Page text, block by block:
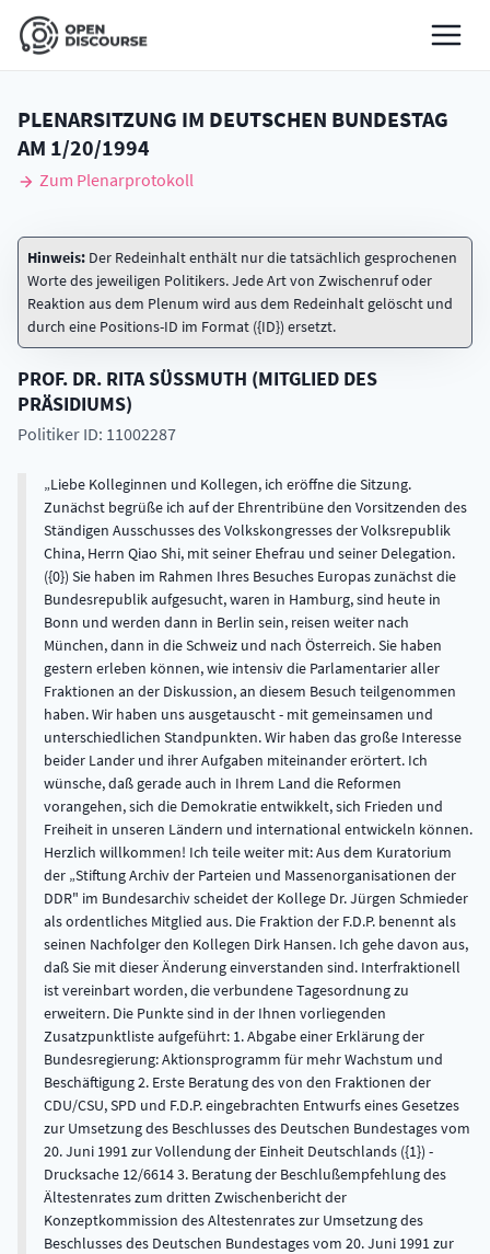
PLENARSITZUNG IM DEUTSCHEN BUNDESTAG
AM 1/20/1994
Zum Plenarprotokoll
Hinweis: Der Redeinhalt enthält nur die tatsächlich gesprochenen
Worte des jeweiligen Politikers. Jede Art von Zwischenruf oder
Reaktion aus dem Plenum wird aus dem Redeinhalt gelöscht und
durch eine Positions-ID im Format ({ID}) ersetzt.
PROF. DR. RITASÜSSMUTH (MITGLIED DES
PRÄSIDIUMS)
Politiker ID: 11002287
Liebe Kolleginnen und Kollegen, ich eröffne die Sitzung.
Zunächst begrüße ich auf der Ehrentribüne den Vorsitzenden des
Ständigen Ausschusses des Volkskongresses der Volksrepublik
China, Herrn Qiao Shi, mit seiner Ehefrau und seiner Delegation.
({0}) Sie haben im Rahmen Ihres Besuches Europas zunächst die
Bundesrepublik aufgesucht, waren in Hamburg, sind heute in
Bonn und werden dann in Berlin sein, reisen weiter nach
München, dann in die Schweiz und nach Österreich. Sie haben
gestern erleben können, wie intensiv die Parlamentarier aller
Fraktionen an der Diskussion, an diesem Besuch teilgenommen
haben. Wir haben uns ausgetauscht - mit gemeinsamen und
unterschiedlichen Standpunkten. Wir haben das große Interesse
beider Lander und ihrer Aufgaben miteinander erörtert. Ich
wünsche, daß gerade auch in Ihrem Land die Reformen
vorangehen, sich die Demokratie entwikkelt, sich Frieden und
Freiheit in unseren Ländern und international entwickeln können.
Herzlich willkommen! Ich teile weiter mit: Aus dem Kuratorium
der „Stiftung Archiv der Parteien und Massenorganisationen der
DDR" im Bundesarchiv scheidet der Kollege Dr. Jürgen Schmieder
als ordentliches Mitglied aus. Die Fraktion der F.D.P. benennt als
seinen Nachfolger den Kollegen Dirk Hansen. Ich gehe davon aus,
daß Sie mit dieser Änderung einverstanden sind. Interfraktionell
ist vereinbart worden, die verbundene Tagesordnung zu
erweitern. Die Punkte sind in der Ihnen vorliegenden
Zusatzpunktliste aufgeführt: 1. Abgabe einer Erklärung der
Bundesregierung: Aktionsprogramm für mehr Wachstum und
Beschäftigung 2. Erste Beratung des von den Fraktionen der
CDU/CSU, SPD und F.D.P. eingebrachten Entwurfs eines Gesetzes
zur Umsetzung des Beschlusses des Deutschen Bundestages vom
20. Juni 1991 zur Vollendung der Einheit Deutschlands ({1}) -
Drucksache 12/6614 3. Beratung der Beschlußempfehlung des
Ältestenrates zum dritten Zwischenbericht der
Konzeptkommission des Altestenrates zur Umsetzung des
Beschlusses des Deutschen Bundestages vom 20. Juni 1991 zur